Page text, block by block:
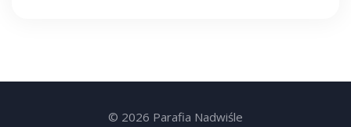
© 2026 Parafia Nadwiśle